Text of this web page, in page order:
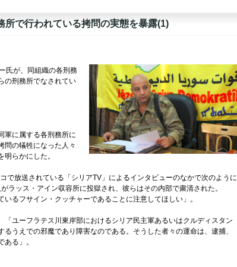
で行われている拷問の実態を暴露(1)
氏が、同組織の各刑務
の刑務所でなされてい
軍に属する各刑務所に
問の犠牲になった人々
らかにした。
で放送されている「シリアTV」によるインタビューのなかで次のように
ッス・アイン収容所に投獄され、彼らはその内部で粛清された。
るフサイン・クッチャーであることに注意してほしい」。
ユーフラテス川東岸部におけるシリア民主軍あるいはクルディスタン
うえでの邪魔であり障害なのである。そうした者々の運命は、逮捕、
る」。